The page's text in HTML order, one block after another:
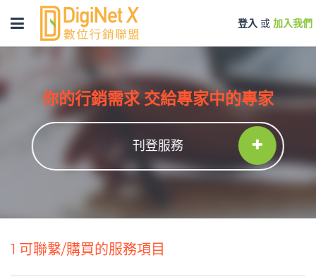
Toggle
navigation
登入 或 加入我們
你的行銷需求 交給專家中的專家
刊登服務
1 可聯繫/購買的服務項目